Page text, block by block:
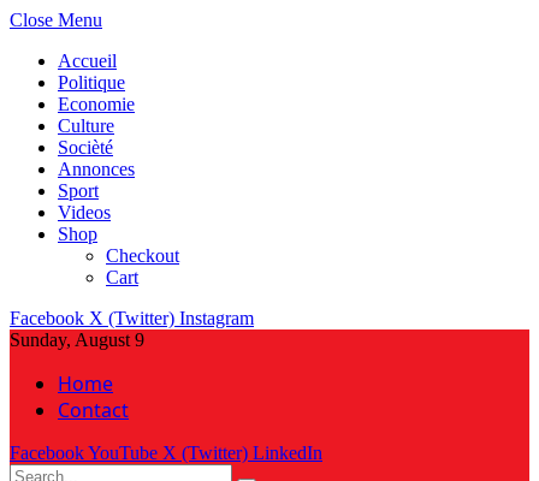
Close Menu
Accueil
Politique
Economie
Culture
Socièté
Annonces
Sport
Videos
Shop
Checkout
Cart
Facebook X (Twitter) Instagram
Sunday, August 9
Home
Contact
FacebookYouTube X (Twitter) LinkedIn